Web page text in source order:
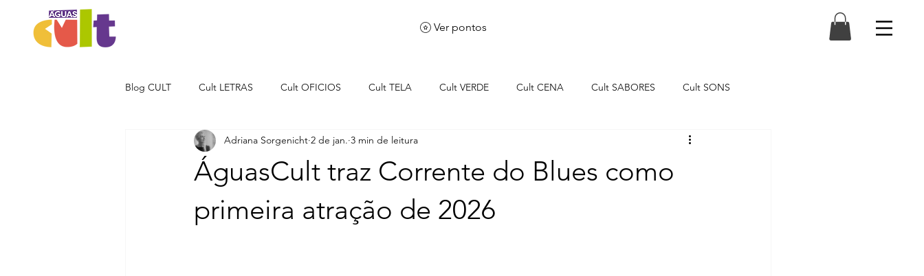
Ver pontos
Blog CULT Cult LETRAS Cult OFICIOS Cult TELA Cult VERDE Cult CENA Cult SABORES Cult SONS
Cult MOVIMENTOS Cult NEWS
ÁguasCult traz Corrente do Blues como
primeira atração de 2026
Adriana Sorgenicht 2 de jan. 3 min de leitura